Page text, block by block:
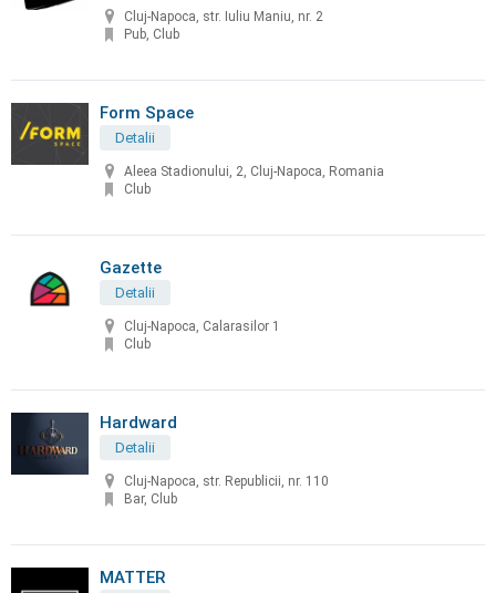
Cluj-Napoca, str. Iuliu Maniu, nr. 2
Pub, Club
Form Space
Detalii
Aleea Stadionului, 2, Cluj-Napoca, Romania
Club
Gazette
Detalii
Cluj-Napoca, Calarasilor 1
Club
Hardward
Detalii
Cluj-Napoca, str. Republicii, nr. 110
Bar, Club
MATTER